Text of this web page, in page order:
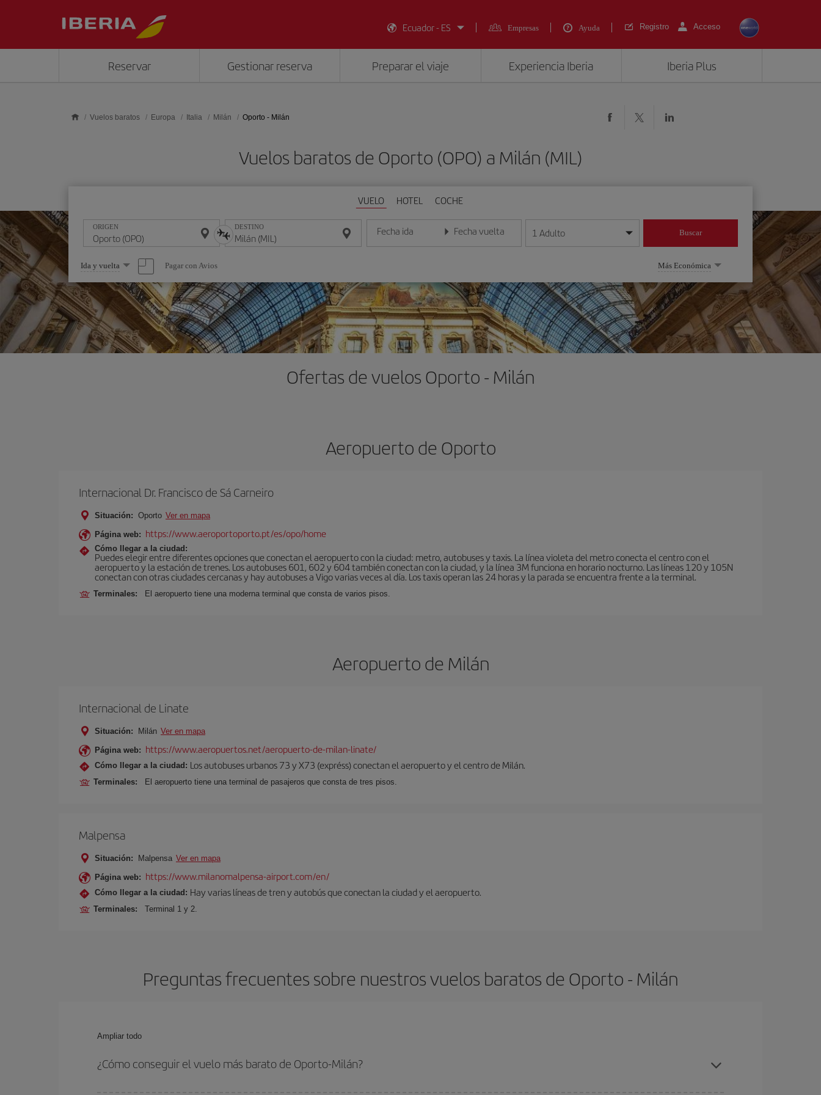
Ecuador - ES
Empresas Ayuda Registro Acceso
Reservar Gestionar reserva Preparar el viaje Experiencia Iberia Iberia Plus
Vuelos baratos Europa Italia Milán Oporto - Milán
Vuelos baratos de Oporto (OPO) a Milán (MIL)
VUELO HOTEL COCHE
ORIGEN DESTINO Fecha ida
Introduce la fecha en formato día/mes/año
Fecha vuelta
Introduce la fecha en formato día/mes/año
1 Adulto Buscar
Seleccione
una
opción
Ida y vuelta Pagar con Avios Más Económica
Ofertas de vuelos Oporto - Milán
Aeropuerto de Oporto
Internacional Dr. Francisco de Sá Carneiro
Situación: Oporto Ver en mapa
Página web: https://www.aeroportoporto.pt/es/opo/home
Cómo llegar a la ciudad:
Puedes elegir entre diferentes opciones que conectan el aeropuerto con la ciudad: metro, autobuses y taxis. La línea violeta del metro conecta el centro con el
aeropuerto y la estación de trenes. Los autobuses 601, 602 y 604 también conectan con la ciudad, y la línea 3M funciona en horario nocturno. Las líneas 120 y 105N
conectan con otras ciudades cercanas y hay autobuses a Vigo varias veces al día. Los taxis operan las 24 horas y la parada se encuentra frente a la terminal.
Terminales: El aeropuerto tiene una moderna terminal que consta de varios pisos.
Aeropuerto de Milán
Internacional de Linate
Situación: Milán Ver en mapa
Página web: https://www.aeropuertos.net/aeropuerto-de-milan-linate/
Cómo llegar a la ciudad: Los autobuses urbanos 73 y X73 (expréss) conectan el aeropuerto y el centro de Milán.
Terminales: El aeropuerto tiene una terminal de pasajeros que consta de tres pisos.
Malpensa
Situación: Malpensa Ver en mapa
Página web: https://www.milanomalpensa-airport.com/en/
Cómo llegar a la ciudad: Hay varias líneas de tren y autobús que conectan la ciudad y el aeropuerto.
Terminales: Terminal 1 y 2.
Preguntas frecuentes sobre nuestros vuelos baratos de Oporto - Milán
Ampliar todo
¿Cómo conseguir el vuelo más barato de Oporto-Milán?